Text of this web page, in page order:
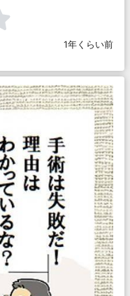
1年くらい前